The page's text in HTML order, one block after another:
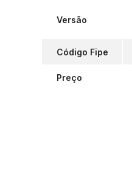
Versão
Código Fipe
Preço